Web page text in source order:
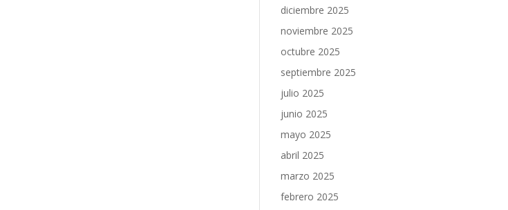
diciembre 2025
noviembre 2025
octubre 2025
septiembre 2025
julio 2025
junio 2025
mayo 2025
abril 2025
marzo 2025
febrero 2025